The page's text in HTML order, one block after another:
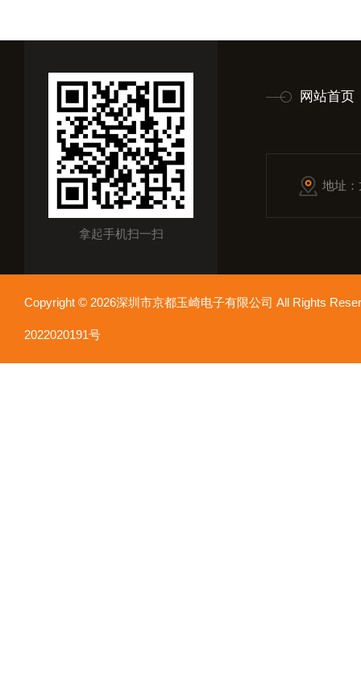
拿起手机扫一扫
网站首页
地址
Copyright © 2026深圳市京都玉崎电子有限公司 All Rights
2022020191号